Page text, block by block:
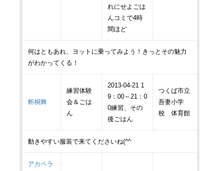
れにせよごは
んコミで4時
間ほど
何はともあれ、ヨットに乗ってみよう！きっとその魅力
がわかってくる！
斬桐舞
練習体験
会＆ごは
ん
2013-04-21 1
9：00～21：0
0練習、その
後ごはん
つくば市立
吾妻小学
校 体育館
動きやすい服装で来てくださいね(^^
アカペラ